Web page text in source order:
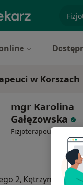
w Korszach
mgr Karolina
Gałęzowska
Fizjoterapeuta
2, Kętrzyn Mapa